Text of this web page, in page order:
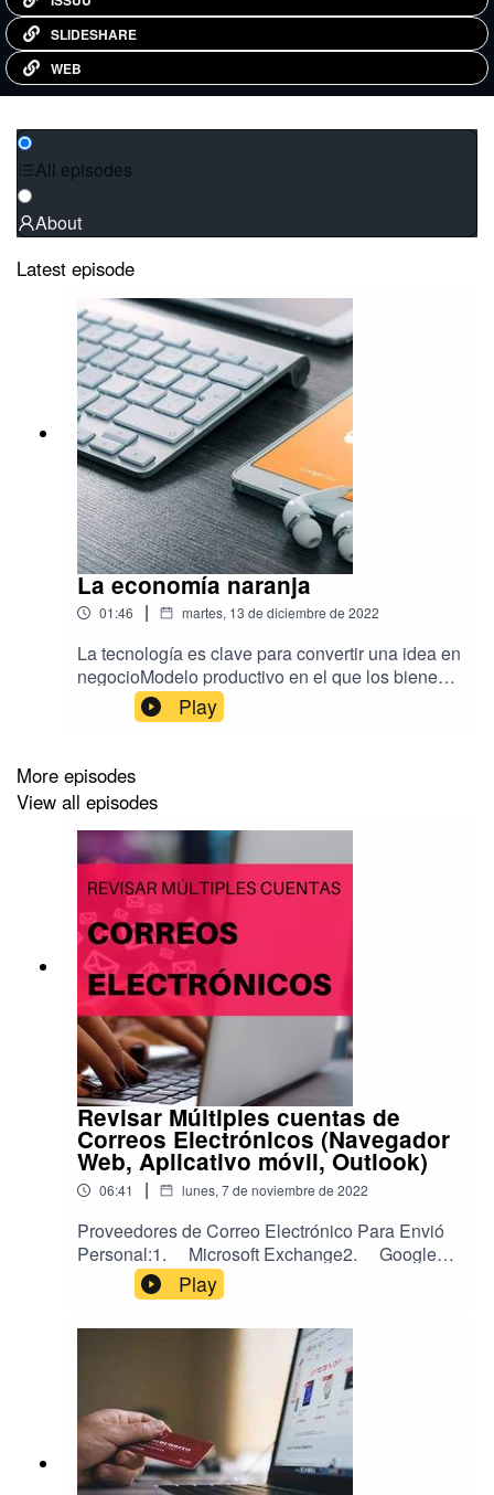
SLIDESHARE
WEB
All episodes
About
Latest episode
La economía naranja
01:46 | martes, 13 de diciembre de 2022
La tecnología es clave para convertir una idea en
negocioModelo productivo en el que los bienes y
servicios que se comercializan tienen un valor
intelectual
Play
More episodes
View all episodes
Revisar Múltiples cuentas de
Correos Electrónicos (Navegador
Web, Aplicativo móvil, Outlook)
06:41 | lunes, 7 de noviembre de 2022
Proveedores de Correo Electrónico Para Envió
Personal:1. Microsoft Exchange2. Google
Workspace3. ZOHO
Mail4. InTimeHost.com5. Amazon
WorkMail Propuesta Implementación Sistema de
Correoshttps://www.tecdisol.com/s/propuestaimpl
ementacionsistemadecorreos20210412Video
Documentohttps://www.tecdisol.com/s/videoexpli
candopropuestaimplementacionsistemadecorreo
s20210412 Como revisar el
correo:1. Navegador Web2. Aplicativo
Play